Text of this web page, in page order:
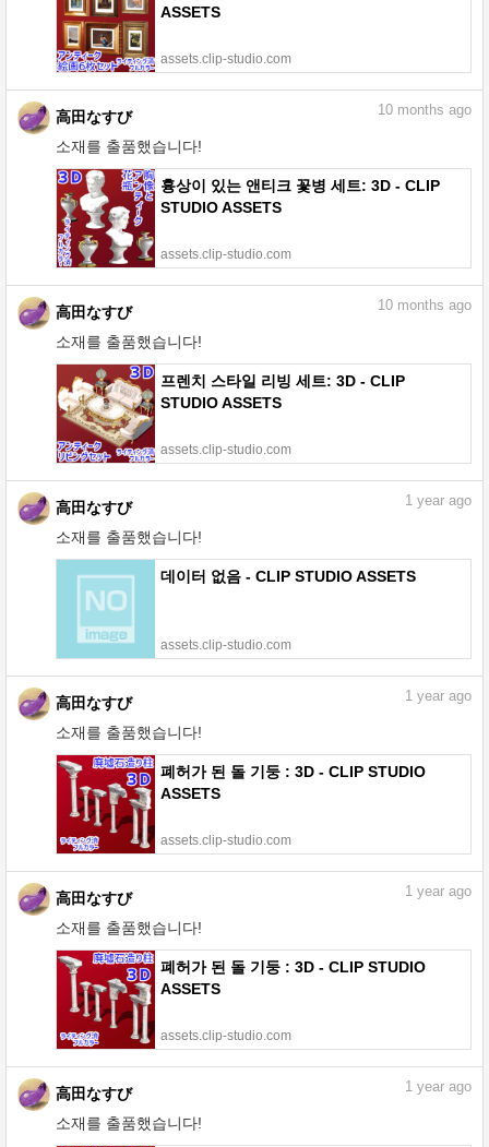
ASSETS
assets.clip-studio.com
高田なすび
소재를 출품했습니다!
10 months ago
흉상이 있는 앤티크 꽃병 세트: 3D - CLIP
STUDIO ASSETS
assets.clip-studio.com
高田なすび
소재를 출품했습니다!
10 months ago
프렌치 스타일 리빙 세트: 3D - CLIP
STUDIO ASSETS
assets.clip-studio.com
高田なすび
소재를 출품했습니다!
1 year ago
데이터 없음 - CLIP STUDIO ASSETS
assets.clip-studio.com
高田なすび
소재를 출품했습니다!
1 year ago
폐허가 된 돌 기둥 : 3D - CLIP STUDIO
ASSETS
assets.clip-studio.com
高田なすび
소재를 출품했습니다!
1 year ago
폐허가 된 돌 기둥 : 3D - CLIP STUDIO
ASSETS
assets.clip-studio.com
高田なすび
소재를 출품했습니다!
1 year ago